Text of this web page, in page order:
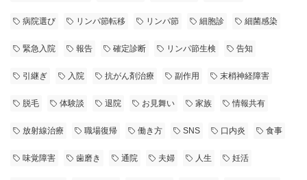
病院選び リンパ節転移 リンパ節 細胞診 細菌感染
緊急入院 報告 確定診断 リンパ節生検 告知
引継ぎ 入院 抗がん剤治療 副作用 末梢神経障害
脱毛 体験談 退院 お見舞い 家族 情報共有
放射線治療 職場復帰 働き方 SNS 口内炎 食事
味覚障害 歯磨き 通院 夫婦 人生 妊活